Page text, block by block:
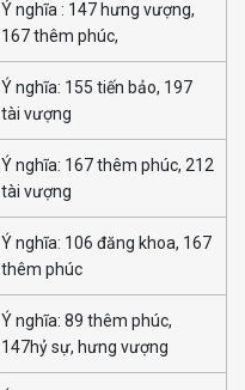
Ý nghĩa : 147 hưng vượng,
167 thêm phúc,
Ý nghĩa: 155 tiến bảo, 197
tài vượng
Ý nghĩa: 167 thêm phúc, 212
tài vượng
Ý nghĩa: 106 đăng khoa, 167
thêm phúc
Ý nghĩa: 89 thêm phúc,
147hỷ sự, hưng vượng